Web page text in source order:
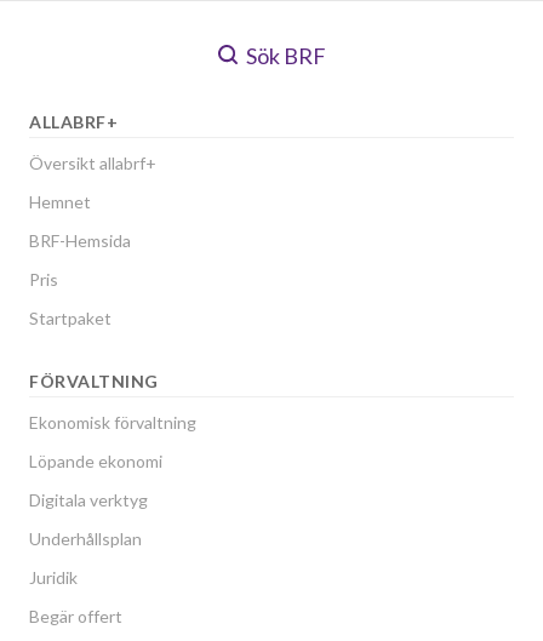
Sök BRF
ALLABRF+
Översikt allabrf+
Hemnet
BRF-Hemsida
Pris
Startpaket
FÖRVALTNING
Ekonomisk förvaltning
Löpande ekonomi
Digitala verktyg
Underhållsplan
Juridik
Begär offert